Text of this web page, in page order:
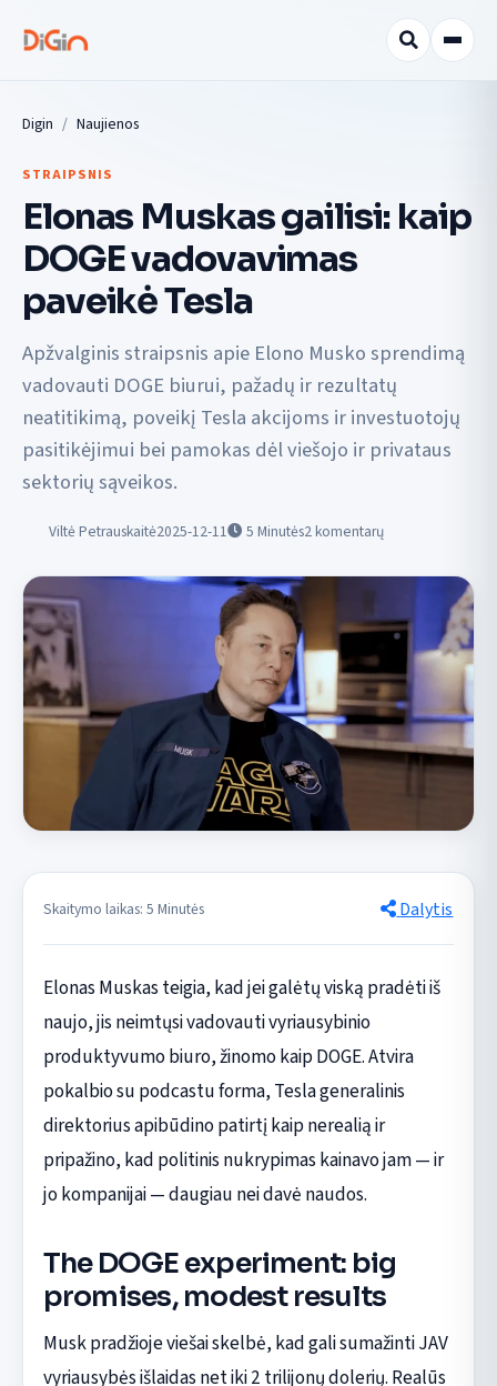
Digin Naujienos
STRAIPSNIS
Elonas Muskas gailisi: kaip
DOGE vadovavimas
paveikė Tesla
Apžvalginis straipsnis apie Elono Musko sprendimą
vadovauti DOGE biurui, pažadų ir rezultatų
neatitikimą, poveikį Tesla akcijoms ir investuotojų
pasitikėjimui bei pamokas dėl viešojo ir privataus
sektorių sąveikos.
Viltė Petrauskaitė2025-12-11 5 Minutės2 komentarų
Skaitymo laikas: 5 Minutės Dalytis
Elonas Muskas teigia, kad jei galėtų viską pradėti iš
naujo, jis neimtųsi vadovauti vyriausybinio
produktyvumo biuro, žinomo kaip DOGE. Atvira
pokalbio su podcastu forma, Tesla generalinis
direktorius apibūdino patirtį kaip nerealią ir
pripažino, kad politinis nukrypimas kainavo jam — ir
jo kompanijai — daugiau nei davė naudos.
The DOGE experiment: big
promises, modest results
Musk pradžioje viešai skelbė, kad gali sumažinti JAV
vyriausybės išlaidas net iki 2 trilijonų dolerių. Realūs